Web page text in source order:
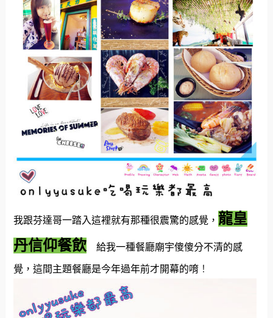
我跟芬達哥一踏入這裡就有那種很震驚的感覺， 龍皇
丹信仰餐飲
給我一種餐廳廟宇傻傻分不清的感
覺，這間主題餐廳是今年過年前才開幕的唷 ！